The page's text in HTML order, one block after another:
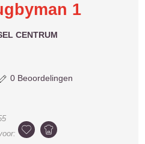
1
CENTRUM
0 Beoordelingen